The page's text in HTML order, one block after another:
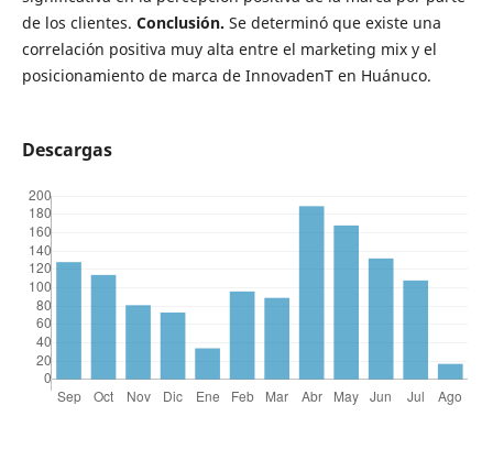
de los clientes. Conclusión. Se determinó que existe una
correlación positiva muy alta entre el marketing mix y el
posicionamiento de marca de InnovadenT en Huánuco.
Descargas